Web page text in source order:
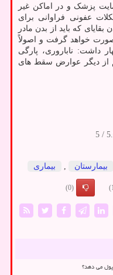
پزشک و در اماکن غیر
عفونی فراوانی برای
که باید از بدن مادر
صورت خواهد گرفت و اصولاً
داشت: ناباروری، پارگی
دیگر عوارض سقط های
/ 5
بیمارستان بیماری
(0)
پول می دهد؟